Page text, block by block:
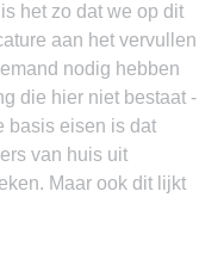
het zo dat we op dit
aan het vervullen
nodig hebben
die hier niet bestaat -
basis eisen is dat
van huis uit
Maar ook dit lijkt